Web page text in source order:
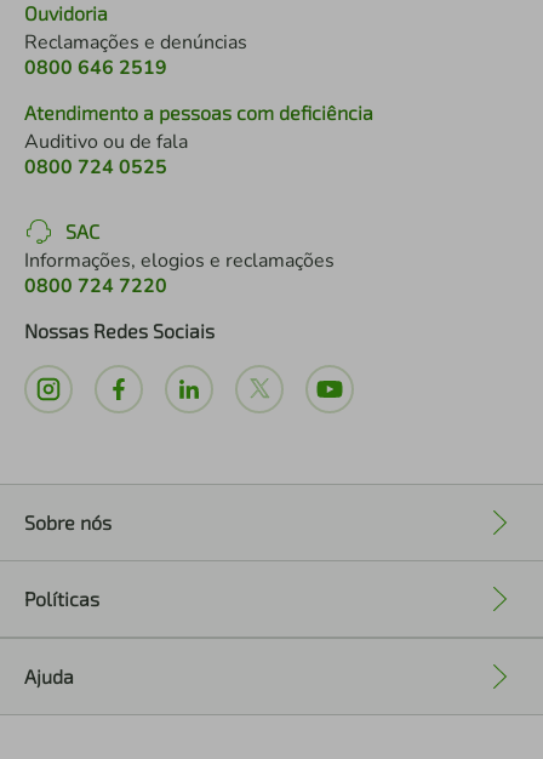
Ouvidoria
Reclamações e denúncias
0800 646 2519
Atendimento a pessoas com deficiência
Auditivo ou de fala
0800 724 0525
SAC
Informações, elogios e reclamações
0800 724 7220
Nossas Redes Sociais
Sobre nós
Políticas
Ajuda